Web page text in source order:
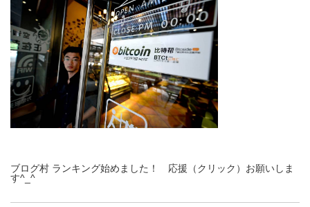
ブログ村 ランキング始めました！ 応援（クリック）お願いしま
す^_^